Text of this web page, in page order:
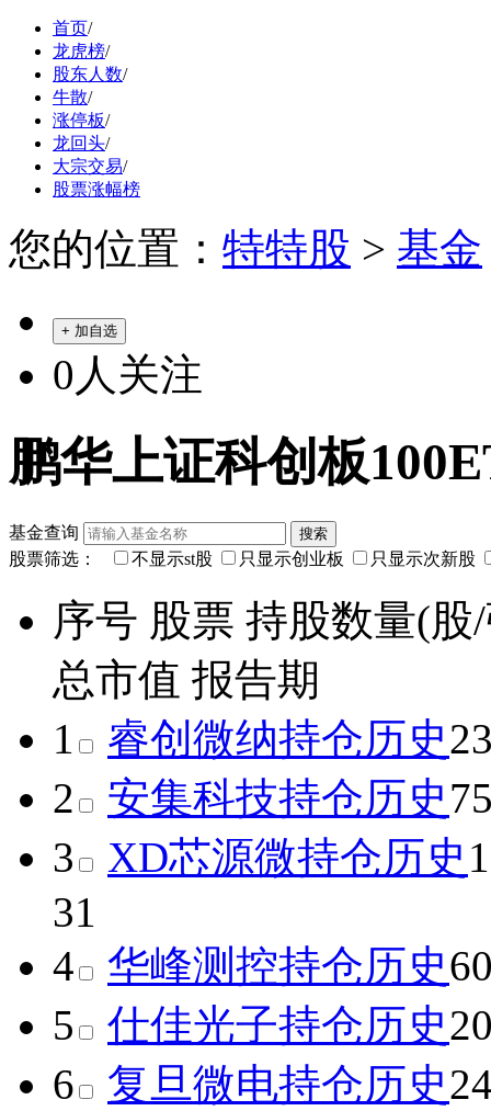
首页/
龙虎榜/
股东人数/
牛散/
涨停板/
龙回头/
大宗交易/
股票涨幅榜
您的位置： 特特股 > 基金
+ 加自选
0 人关注
鹏华上证科创板
基金查询
股票筛选：
不显示st股 只显示创业板 只显示次新股
序号 股票 持股数量(
总市值 报告期
1
睿创微纳持仓历史
2
安集科技持仓历史
3
XD芯源微持仓历史
31
4
华峰测控持仓历史
5
仕佳光子持仓历史
6
复旦微电持仓历史